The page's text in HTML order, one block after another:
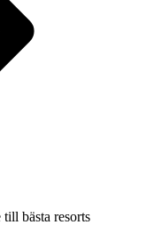
bästa resorts